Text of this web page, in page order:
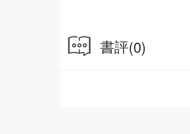
當你聽完故事之後，會思
怎樣利用日常用品，製作
本書把魔幻世界連結到
書評(0)